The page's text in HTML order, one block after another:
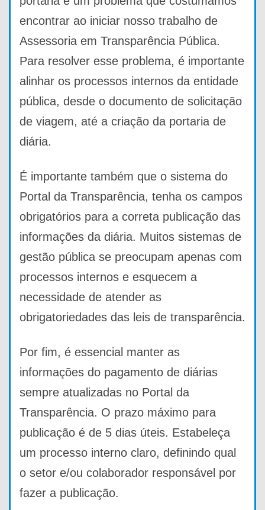
encontrar ao iniciar nosso trabalho de
Assessoria em Transparência Pública.
Para resolver esse problema, é importante
alinhar os processos internos da entidade
pública, desde o documento de solicitação
de viagem, até a criação da portaria de
diária.
É importante também que o sistema do
Portal da Transparência, tenha os campos
obrigatórios para a correta publicação das
informações da diária. Muitos sistemas de
gestão pública se preocupam apenas com
processos internos e esquecem a
necessidade de atender as
obrigatoriedades das leis de transparência.
Por fim, é essencial manter as
informações do pagamento de diárias
sempre atualizadas no Portal da
Transparência. O prazo máximo para
publicação é de 5 dias úteis. Estabeleça
um processo interno claro, definindo qual
o setor e/ou colaborador responsável por
fazer a publicação.